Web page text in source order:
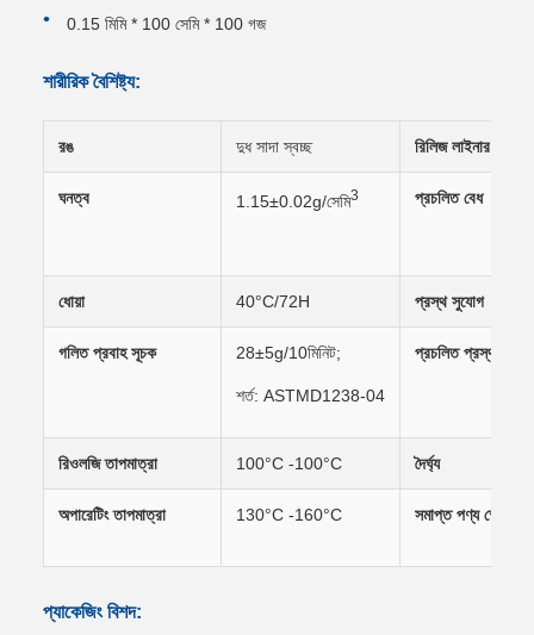
0.15 মিমি * 100 সেমি * 100 গজ
শারীরিক বৈশিষ্ট্য:
রঙ দুধ সাদা স্বচ্ছ রিলিজ লাইনার
ঘনত্ব 1.15±0.02g/সেমি3 প্রচলিত বেধ
ধোয়া 40°C/72H প্রস্থ সুযোগ
গলিত প্রবাহ সূচক 28±5g/10মিনিট;
শর্ত: ASTMD1238-04
প্রচলিত প্রস্থ
রিওলজি তাপমাত্রা 100°C -100°C দৈর্ঘ্য
অপারেটিং তাপমাত্রা 130°C -160°C সমাপ্ত পণ্য
প্যাকেজিং বিশদ: